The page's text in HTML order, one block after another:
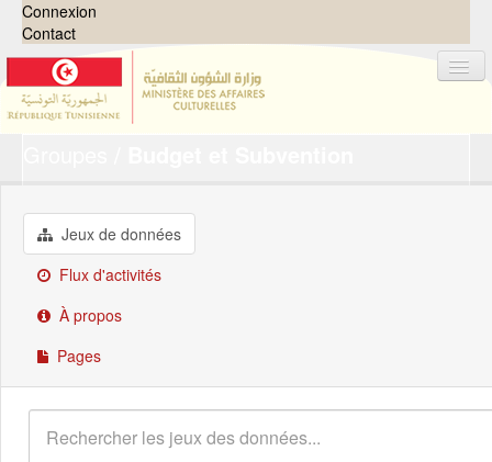
Connexion
Contact
Groupes
Demandes
À propos
Jeux de données
Flux d'activités
À propos
Pages